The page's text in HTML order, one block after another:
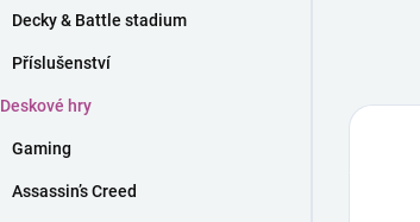
Decky & Battle stadium
Příslušenství
Deskové hry
Gaming
Assassin’s Creed